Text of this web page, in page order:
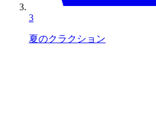
3
夏のクラクション